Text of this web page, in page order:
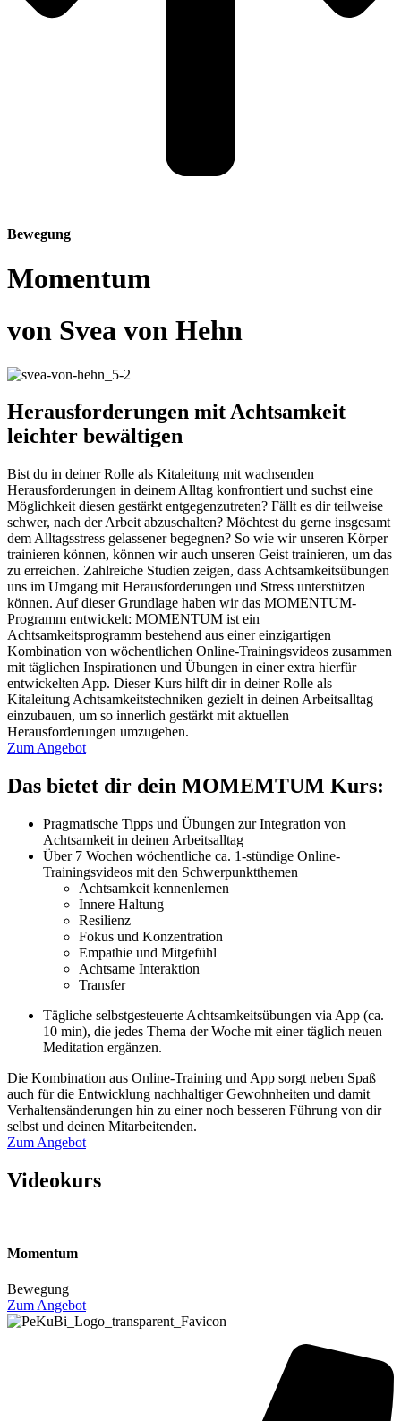
Bewegung
Momentum
von Svea von Hehn
Herausforderungen mit Achtsamkeit
leichter bewältigen
Bist du in deiner Rolle als Kitaleitung mit wachsenden
Herausforderungen in deinem Alltag konfrontiert und suchst eine
Möglichkeit diesen gestärkt entgegenzutreten? Fällt es dir teilweise
schwer, nach der Arbeit abzuschalten? Möchtest du gerne insgesamt
dem Alltagsstress gelassener begegnen? So wie wir unseren Körper
trainieren können, können wir auch unseren Geist trainieren, um das
zu erreichen. Zahlreiche Studien zeigen, dass Achtsamkeitsübungen
uns im Umgang mit Herausforderungen und Stress unterstützen
können. Auf dieser Grundlage haben wir das MOMENTUM-
Programm entwickelt: MOMENTUM ist ein
Achtsamkeitsprogramm bestehend aus einer einzigartigen
Kombination von wöchentlichen Online-Trainingsvideos zusammen
mit täglichen Inspirationen und Übungen in einer extra hierfür
entwickelten App. Dieser Kurs hilft dir in deiner Rolle als
Kitaleitung Achtsamkeitstechniken gezielt in deinen Arbeitsalltag
einzubauen, um so innerlich gestärkt mit aktuellen
Herausforderungen umzugehen.
Zum Angebot
Das bietet dir dein MOMEMTUM Kurs:
Pragmatische Tipps und Übungen zur Integration von
Achtsamkeit in deinen Arbeitsalltag
Über 7 Wochen wöchentliche ca. 1-stündige Online-
Trainingsvideos mit den Schwerpunktthemen
Achtsamkeit kennenlernen
Innere Haltung
Resilienz
Fokus und Konzentration
Empathie und Mitgefühl
Achtsame Interaktion
Transfer
Tägliche selbstgesteuerte Achtsamkeitsübungen via App (ca.
10 min), die jedes Thema der Woche mit einer täglich neuen
Meditation ergänzen.
Die Kombination aus Online-Training und App sorgt neben Spaß
auch für die Entwicklung nachhaltiger Gewohnheiten und damit
Verhaltensänderungen hin zu einer noch besseren Führung von dir
selbst und deinen Mitarbeitenden.
Zum Angebot
Videokurs
Momentum
Bewegung
Zum Angebot